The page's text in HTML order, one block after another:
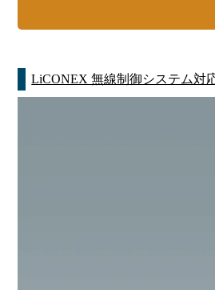
LiCONEX 無線制御システム対